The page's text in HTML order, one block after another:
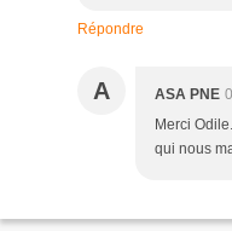
Répondre
A ASA PNE
Merci
qui nous